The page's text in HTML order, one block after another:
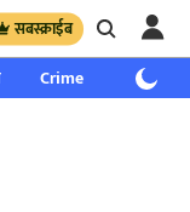
सबस्क्राईब
Crime साप्ताहिक